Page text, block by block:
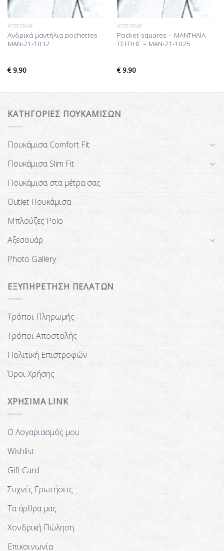
ΑΞΕΣΟΥΆΡ
Ανδρικά μαντήλια pochettes
MAN-21-1032
€9.90
ΑΞΕΣΟΥΆΡ
Pocket-squares – ΜΑΝΤΗΛΙΑ
ΤΣΕΠΗΣ – MAN-21-1025
€9.90
ΚΑΤΗΓΟΡΙΕΣ ΠΟΥΚΑΜΙΣΩΝ
Πουκάμισα Comfort Fit
Πουκάμισα Slim Fit
Πουκάμισα στα μέτρα σας
Outlet Πουκάμισα
Μπλούζες Polo
Αξεσουάρ
Photo Gallery
ΕΞΥΠΗΡΕΤΗΣΗ ΠΕΛΑΤΩΝ
Τρόποι Πληρωμής
Τρόποι Αποστολής
Πολιτική Επιστροφών
Όροι Χρήσης
ΧΡΗΣΙΜΑ LINK
Ο Λογαριασμός μου
Wishlist
Gift Card
Συχνές Ερωτήσεις
Τα άρθρα μας
Χονδρική Πώληση
Επικοινωνία